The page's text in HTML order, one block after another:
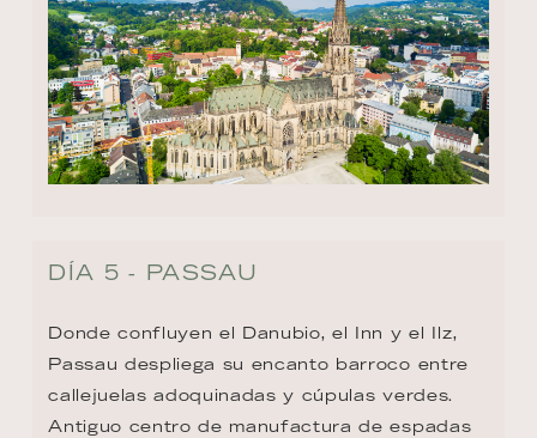
DÍA 5 - PASSAU
Donde confluyen el Danubio, el Inn y el Ilz,
Passau despliega su encanto barroco entre
callejuelas adoquinadas y cúpulas verdes.
Antiguo centro de manufactura de espadas